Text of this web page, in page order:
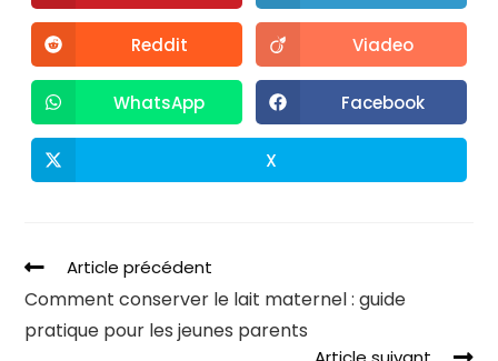
Reddit Viadeo
WhatsApp Facebook
X
Article précédent
Comment conserver le lait maternel : guide
pratique pour les jeunes parents